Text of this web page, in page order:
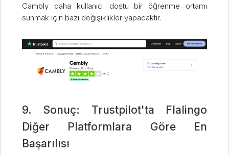
Cambly daha kullanıcı dostu bir öğrenme ortamı
sunmak için bazı değişiklikler yapacaktır.
9. Sonuç: Trustpilot'ta Flalingo
Diğer Platformlara Göre En
Başarılısı